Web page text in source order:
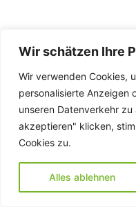
Wir schätzen Ihre
Wir verwenden Cookies,
personalisierte Anzeigen
unseren Datenverkehr zu
akzeptieren" klicken,
Cookies zu.
Alles ablehnen